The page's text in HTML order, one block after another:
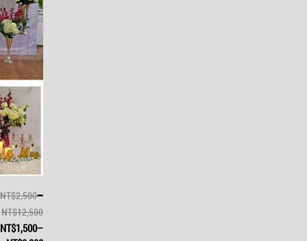
NT$2,500–
NT$12,500
NT$1,500–